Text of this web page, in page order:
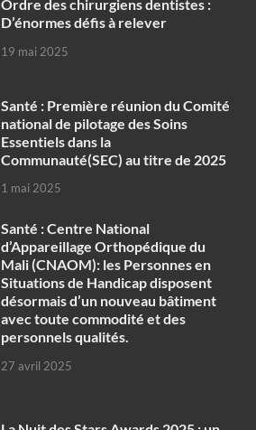
Ordre des chirurgiens dentistes :
D’énormes défis à relever
19 mai 2025
Santé : Première réunion du Comité
national de pilotage des Soins
Essentiels dans la
Communauté(SEC) au titre de 2025
1 mai 2025
Santé : Centre National
d’Appareillage Orthopédique du
Mali (CNAOM): les Personnes en
Situations de Handicap disposent
désormais d’un nouveau bâtiment
avec toute commodité et des
personnels qualités.
27 avril 2025